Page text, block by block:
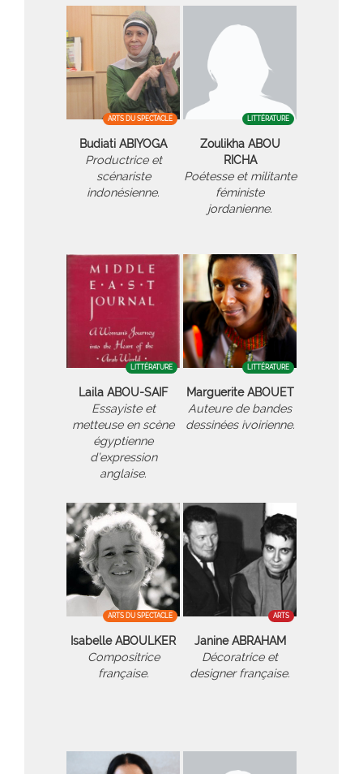
ARTS DU SPECTACLE
Budiati ABIYOGA
Productrice et
scénariste
indonésienne.
LITTÉRATURE
Zoulikha ABOU
RICHA
Poétesse et militante
féministe
jordanienne.
LITTÉRATURE
Laila ABOU-SAIF
Essayiste et
metteuse en scène
égyptienne
d’expression
anglaise.
LITTÉRATURE
Marguerite ABOUET
Auteure de bandes
dessinées ivoirienne.
ARTS DU SPECTACLE
Isabelle ABOULKER
Compositrice
française.
ARTS
Janine ABRAHAM
Décoratrice et
designer française.